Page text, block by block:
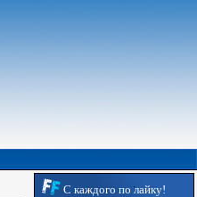
С каждого по лайку!